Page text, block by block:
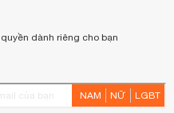
dành riêng cho bạn
NAM NỮ LGBT